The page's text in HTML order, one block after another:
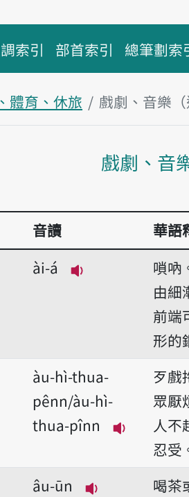
索引 部首索引 總筆劃索
體育、休旅
戲劇、音樂（
戲劇、音
音讀
華語
ài-á
播放音讀ài-á
嗩吶
由細
前端
形的
àu-hì-thua-
pênn/àu-hì-
thua-pînn
播放音
歹戲
眾厭
人不
忍受
âu-ūn
喝茶